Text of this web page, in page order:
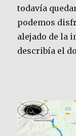
todavía
podemos
alejado de la
describía el